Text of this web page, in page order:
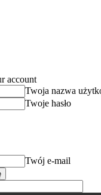
account
Twoja nazwa
Twoje hasło
Twój e-mail